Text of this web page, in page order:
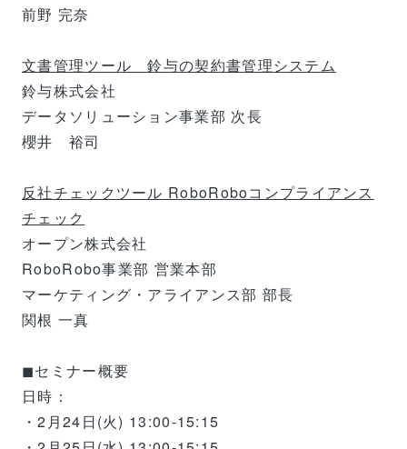
前野 完奈
文書管理ツール 鈴与の契約書管理システム
鈴与株式会社
データソリューション事業部 次長
櫻井 裕司
反社チェックツール RoboRoboコンプライアンス
チェック
オープン株式会社
RoboRobo事業部 営業本部
マーケティング・アライアンス部 部長
関根 一真
◼︎セミナー概要
日時：
・2月24日(火) 13:00-15:15